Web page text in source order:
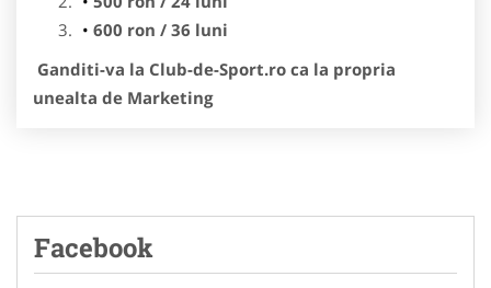
600 ron / 36 luni
Ganditi-va la Club-de-Sport.ro ca la propria
unealta de Marketing
Facebook